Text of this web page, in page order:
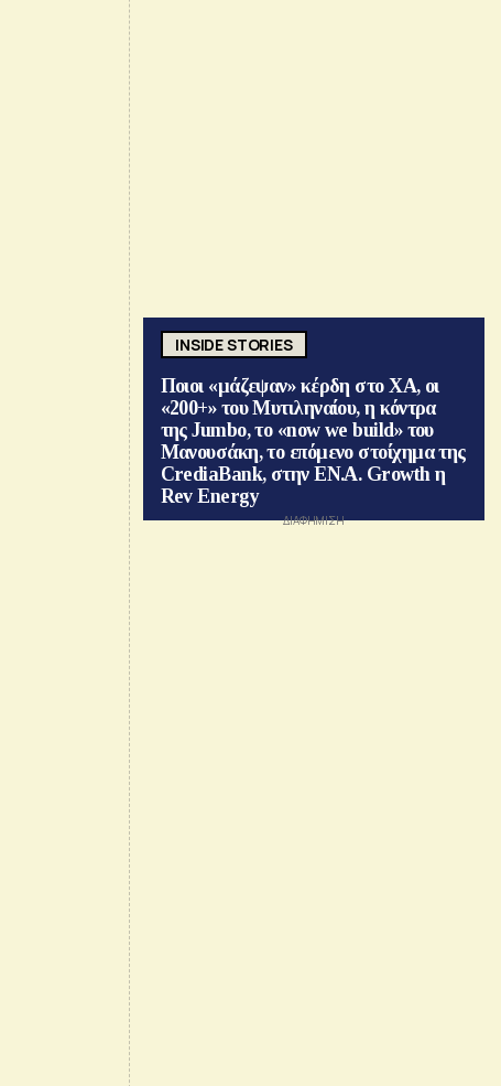
INSIDE STORIES
Ποιοι «μάζεψαν» κέρδη στο ΧΑ, οι
«200+» του Μυτιληναίου, η κόντρα
της Jumbo, το «now we build» του
Μανουσάκη, το επόμενο στοίχημα της
CrediaBank, στην ΕΝ.Α. Growth η
Rev Energy